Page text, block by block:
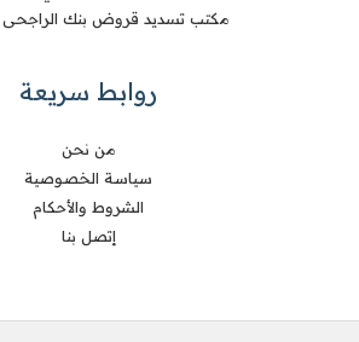
مكتب تسديد قروض بنك الراجحى
روابط سريعة
من نحن
سياسة الخصوصية
الشروط والأحكام
إتصل بنا